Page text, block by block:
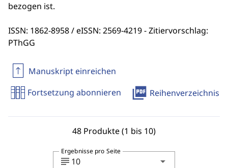
bezogen ist.
ISSN: 1862-8958 / eISSN: 2569-4219 - Zitiervorschlag:
PThGG
Manuskript einreichen
Fortsetzung abonnieren
picture_as_pdf Reihenverzeichnis
48 Produkte (1 bis 10)
subject 10 arrow_drop_down
Ergebnisse pro Seite